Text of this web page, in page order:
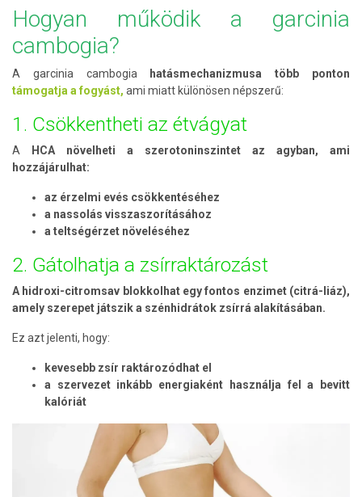
Hogyan működik a garcinia
cambogia?
A garcinia cambogia
hatásmechanizmusa több ponton
támogatja a fogyást, ami miatt különösen népszerű:
1. Csökkentheti az étvágyat
A
HCA növelheti a szerotoninszintet az agyban, ami
hozzájárulhat:
az érzelmi evés csökkentéséhez
a nassolás visszaszorításához
a teltségérzet növeléséhez
2. Gátolhatja a zsírraktározást
A hidroxi-citromsav blokkolhat egy fontos enzimet (citrá-liáz),
amely szerepet játszik a szénhidrátok zsírrá alakításában.
Ez azt jelenti, hogy:
kevesebb zsír raktározódhat el
a szervezet inkább energiaként használja fel a bevitt
kalóriát